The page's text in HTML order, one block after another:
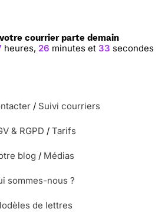
courrier parte demain
heures, 26 minutes et 33 secondes
/ Suivi courriers
& RGPD / Tarifs
blog / Médias
sommes-nous ?
de lettres